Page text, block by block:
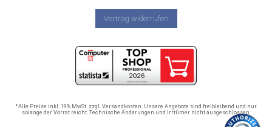
Vertrag widerrufen
*Alle Preise inkl. 19% MwSt. zzgl. Versandkosten. Unsere Angebote sind freibleibend und nur
solange der Vorrat reicht. Technische Änderungen und Irrtümer nicht ausgeschlossen.